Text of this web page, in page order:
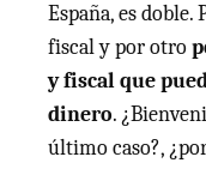
España, es
fiscal y por otro
y fiscal que
dinero.
último caso?,